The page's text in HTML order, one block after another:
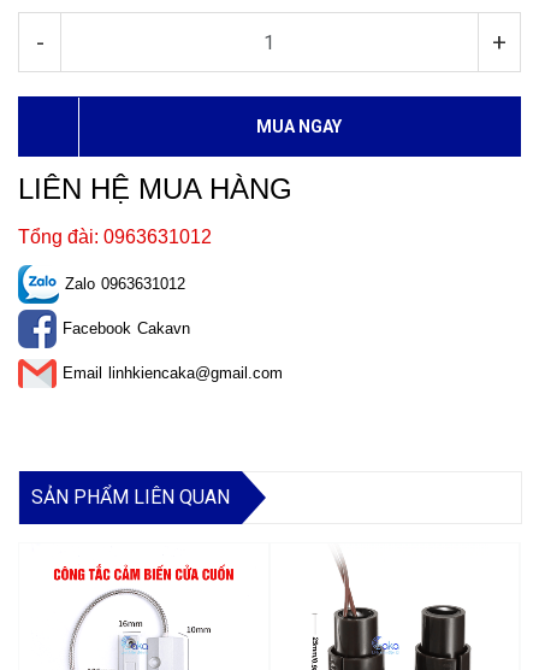
- +
MUA NGAY
LIÊN HỆ MUA HÀNG
Tổng đài: 0963631012
Zalo 0963631012
Facebook Cakavn
Email linhkiencaka@gmail.com
SẢN PHẨM LIÊN QUAN